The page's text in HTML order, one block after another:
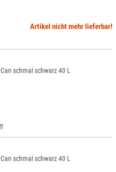
Artikel nicht mehr lieferbar!
schmal schwarz 40 L
schmal schwarz 40 L